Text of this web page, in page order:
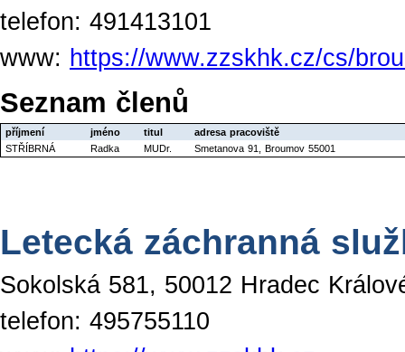
telefon: 491413101
www: https://www.zzskhk.cz/cs/
Seznam členů
příjmení jméno titul
adresa pracoviště
STŘÍBRNÁ
Radka MUDr. Smetanova 91, Broumov 55001
Letecká záchranná
Sokolská 581, 50012 Hradec
telefon: 495755110